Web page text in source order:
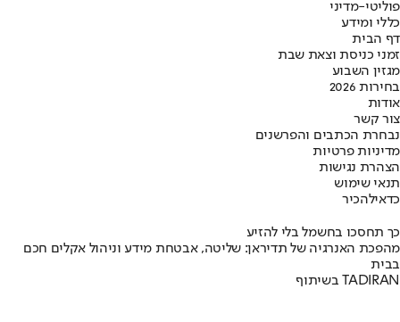
פוליטי-מדיני
כללי ומידע
דף הבית
זמני כניסת וצאת שבת
מגזין השבוע
בחירות 2026
אודות
צור קשר
נבחרת הכתבים והפרשנים
מדיניות פרטיות
הצהרת נגישות
תנאי שימוש
כדאילהכיר
כך תחסכו בחשמל בלי להזיע
מהפכת האנרגיה של תדיראן: שליטה, אבטחת מידע וניהול אקלים חכם
בבית
בשיתוף TADIRAN